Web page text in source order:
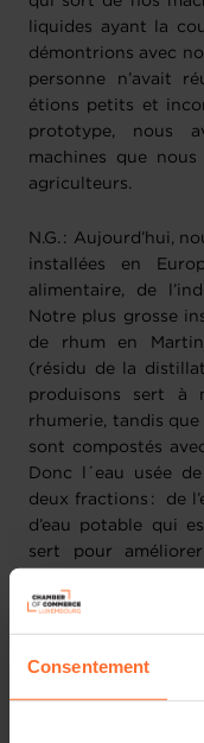
Consentement
liquides ayant la
démontrions avec
personne n’avait
étions petits et
prototype, nous
machines que
agriculteurs.
N.G. : Aujourd’hui,
installées en
alimentaire, de
Notre plus grosse
de rhum en
(résidu de la
produisons sert à
rhumerie, tandis
sont compostés
Donc l´eau usée
deux fractions : de
d’eau potable qui
sert pour
proviennent.
M.W. : Nous